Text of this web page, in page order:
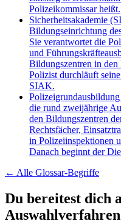
Polizeikommissar heißt.
Sicherheitsakademie
Bildungseinrichtung
Sie verantwortet die
und
Bildungszentren in den
Polizist durchläuft
SIAK.
die rund zweijährige
den Bildungszentren
Rechtsfächer,
in Polizeiinspektionen
Danach beginnt der
← Alle Glossar-Begriffe
Du bereitest dich